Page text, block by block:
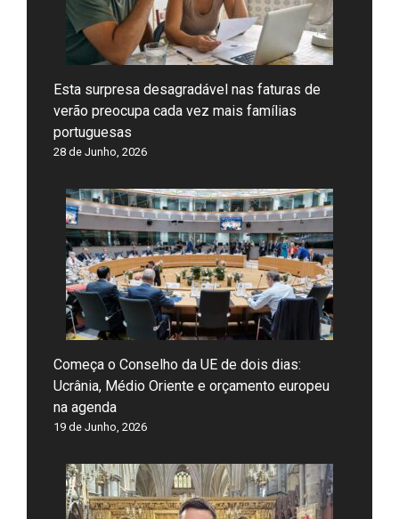
Esta surpresa desagradável nas faturas de
verão preocupa cada vez mais famílias
portuguesas
28 de Junho, 2026
Começa o Conselho da UE de dois dias:
Ucrânia, Médio Oriente e orçamento europeu
na agenda
19 de Junho, 2026